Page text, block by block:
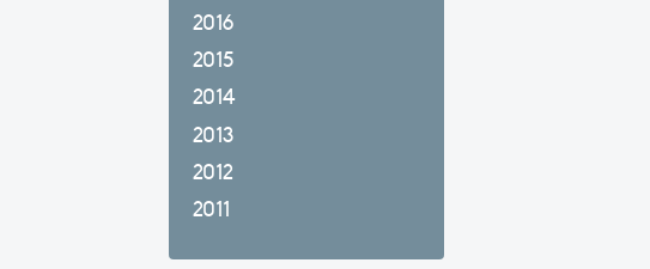
2016
2015
2014
2013
2012
2011